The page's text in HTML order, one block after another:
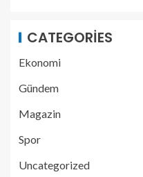
CATEGORIES
Ekonomi
Gündem
Magazin
Spor
Uncategorized